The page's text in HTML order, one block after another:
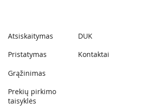
Atsiskaitymas
Pristatymas
Grąžinimas
Prekių pirkimo
taisyklės
DUK
Kontaktai